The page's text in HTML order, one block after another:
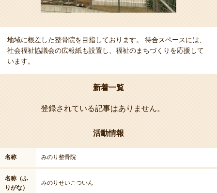
地域に根差した整骨院を目指しております。 待合スペースには、
社会福祉協議会の広報紙も設置し、福祉のまちづくりを応援して
います。
新着一覧
登録されている記事はありません。
活動情報
名称 みのり整骨院
名称（ふ
りがな）
みのりせいこついん